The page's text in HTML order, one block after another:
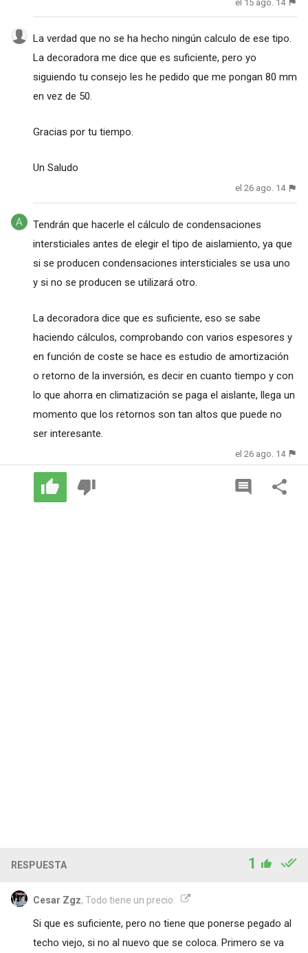
el 15 ago. 14
La verdad que no se ha hecho ningún calculo de ese tipo.
La decoradora me dice que es suficiente, pero yo
siguiendo tu consejo les he pedido que me pongan 80 mm
en vez de 50.
Gracias por tu tiempo.
Un Saludo
el 26 ago. 14
Tendrán que hacerle el cálculo de condensaciones
intersticiales antes de elegir el tipo de aislamiento, ya que
si se producen condensaciones intersticiales se usa uno
y si no se producen se utilizará otro.
La decoradora dice que es suficiente, eso se sabe
haciendo cálculos, comprobando con varios espesores y
en función de coste se hace es estudio de amortización
o retorno de la inversión, es decir en cuanto tiempo y con
lo que ahorra en climatización se paga el aislante, llega un
momento que los retornos son tan altos que puede no
ser interesante.
el 26 ago. 14
RESPUESTA 1
Cesar Zgz, Todo tiene un precio.
Si que es suficiente, pero no tiene que ponerse pegado al
techo viejo, si no al nuevo que se coloca. Primero se va